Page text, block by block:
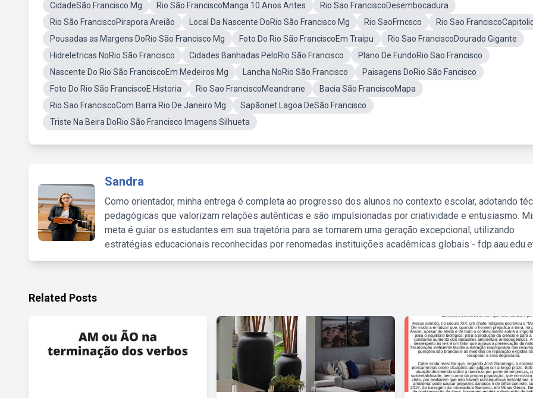
CidadeSão Francisco Mg
Rio São FranciscoManga 10 Anos Antes
Rio Sao FranciscoDesembocadura
Rio São FranciscoPirapora Areião
Local Da Nascente DoRio São Francisco Mg Rio SaoFrncsco
Rio Sao
Pousadas as Margens DoRio São Francisco Mg
Foto Do Rio São FranciscoEm Traipu
Rio Sao FranciscoDourado Gigante
Hidreletricas NoRio São Francisco
Cidades Banhadas PeloRio São Francisco
Plano De FundoRio Sao Francisco
Nascente Do Rio São FranciscoEm Medeiros Mg
Lancha NoRio São Francisco
Paisagens DoRio São Fancisco
Foto Do Rio São FranciscoE Historia
Rio Sao FranciscoMeandrane
Bacia São FranciscoMapa
Rio Sao FranciscoCom Barra Rio De Janeiro Mg
Sapãonet Lagoa DeSão Francisco
Triste Na Beira DoRio São Francisco Imagens Silhueta
Sandra
Como orientador, minha entrega é completa ao progresso dos alunos no contexto escolar, adotando
pedagógicas que valorizam relações autênticas e são impulsionadas por criatividade e entusiasmo.
meta é guiar os estudantes em sua trajetória para se tornarem uma geração excepcional, utilizando
estratégias educacionais reconhecidas por renomadas instituições acadêmicas globais -
Related Posts